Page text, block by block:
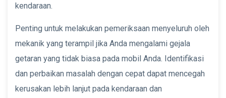
kendaraan.
Penting untuk melakukan pemeriksaan menyeluruh oleh
mekanik yang terampil jika Anda mengalami gejala
getaran yang tidak biasa pada mobil Anda. Identifikasi
dan perbaikan masalah dengan cepat dapat mencegah
kerusakan lebih lanjut pada kendaraan dan